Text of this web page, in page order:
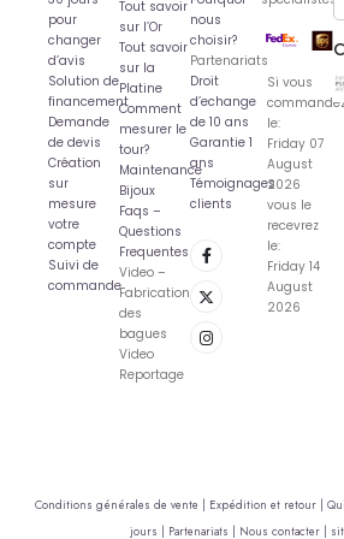
pour
changer
d’avis
Solution de
financement
Demande
de devis
Création
sur
mesure
votre
compte
Suivi de
commande
Tout savoir
sur l’Or
Tout savoir
sur la
Platine
Comment
mesurer le
tour?
Maintenance
Bijoux
Faqs –
Questions
Frequentes
Video –
Fabrication
des
bagues
Video
Reportage
nous
choisir?
Partenariats
Droit
d’echange
de 10 ans
Garantie 1
ans
Témoignages
clients
Si vous
le:
Friday 07
August
2026
vous le
recevrez
le:
Friday 14
August
2026
Conditions générales de vente | Expédition et retour |
jours |
Partenariats | Nous contacter |